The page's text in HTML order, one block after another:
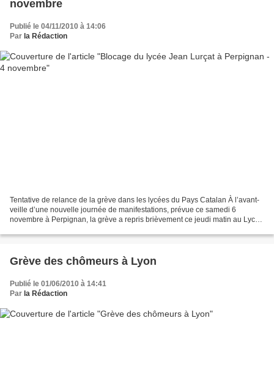
novembre
Publié le 04/11/2010 à 14:06
Par la Rédaction
Tentative de relance de la grève dans les lycées du Pays Catalan À l’avant-
veille d’une nouvelle journée de manifestations, prévue ce samedi 6
novembre à Perpignan, la grève a repris brièvement ce jeudi matin au Lycée
Grève des chômeurs à Lyon
Publié le 01/06/2010 à 14:41
Par la Rédaction